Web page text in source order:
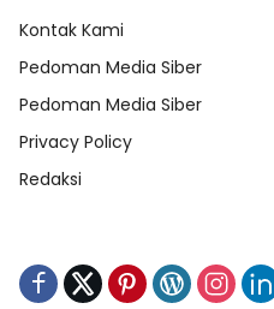
Kontak Kami
Pedoman Media Siber
Pedoman Media Siber
Privacy Policy
Redaksi